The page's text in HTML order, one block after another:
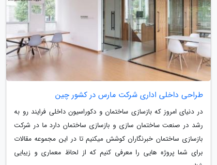
طراحی داخلی اداری شرکت مارس در کشور چین
در دنیای امروز که بازسازی ساختمان و دکوراسیون داخلی فرایند رو به
رشد در صنعت ساختمان سازی و بازسازی ساختمان دارد ما در شرکت
بازسازی ساختمان خبرنگاران کوشش میکنیم تا در این مجموعه مقالات
برای شما پروژه هایی را معرفی کنیم که از لحاظ معماری و زیبایی